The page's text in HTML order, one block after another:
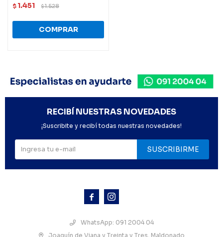
$ 1.451 $1.528
 
WhatsApp: 091 2004 04
Joaquín de Viana y Treinta y Tres, Maldonado
RECIBÍ NUESTRAS NOVEDADES
¡Suscribite y recibí todas nuestras novedades!
SUSCRIBIRME